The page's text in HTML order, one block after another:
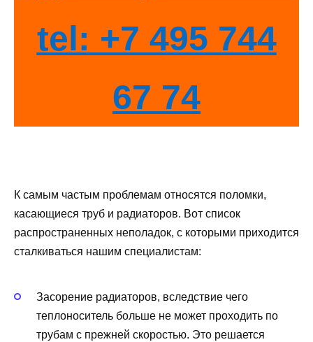
tel: +7 495 744
67 74
К самым частым проблемам относятся поломки,
касающиеся труб и радиаторов. Вот список
распространенных неполадок, с которыми приходится
сталкиваться нашим специалистам:
Засорение радиаторов, вследствие чего
теплоноситель больше не может проходить по
трубам с прежней скоростью. Это решается